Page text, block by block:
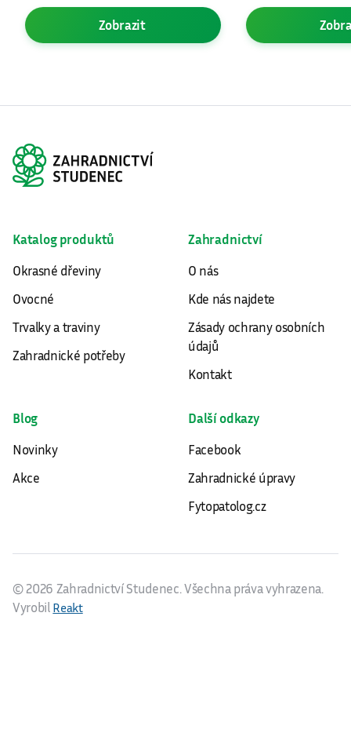
Zobrazit
Katalog produktů
Okrasné dřeviny
Ovocné
Trvalky a traviny
Zahradnické potřeby
Zahradnictví
O nás
Kde nás najdete
Zásady ochrany osobních
údajů
Kontakt
Blog
Novinky
Akce
Další odkazy
Facebook
Zahradnické úpravy
Fytopatolog.cz
© 2026 Zahradnictví Studenec. Všechna práva vyhrazena.
Vyrobil Reakt